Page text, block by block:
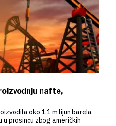
nafte,
oko 1,1 milijun barela
u prosincu zbog američkih